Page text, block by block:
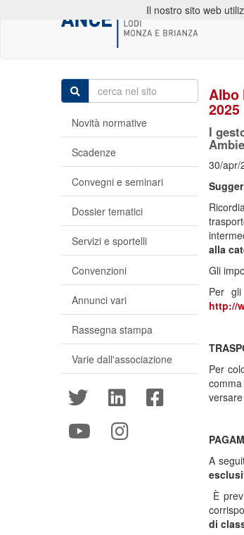
Albo
2025
I
30/apr/
alla
Gli
Per
http://
Per
A
È
di
Novità normative
Scadenze
Convegni e seminari
Dossier tematici
Servizi e sportelli
Convenzioni
Annunci vari
Rassegna stampa
Varie dall'associazione
Il nostro sito web